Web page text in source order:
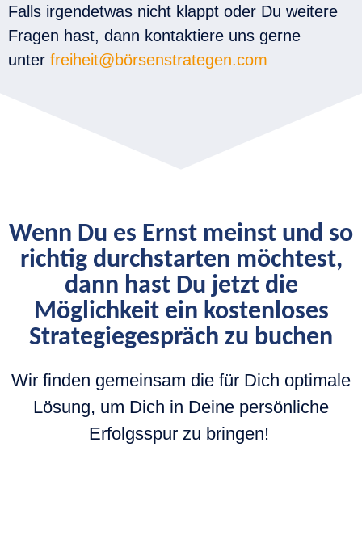
Falls irgendetwas nicht klappt oder Du weitere
Fragen hast, dann kontaktiere uns gerne
unter freiheit@börsenstrategen.com
Wenn Du es Ernst meinst und so
richtig durchstarten möchtest,
dann hast Du jetzt die
Möglichkeit ein kostenloses
Strategiegespräch zu buchen
Wir finden gemeinsam die für Dich optimale
Lösung, um Dich in Deine persönliche
Erfolgsspur zu bringen!